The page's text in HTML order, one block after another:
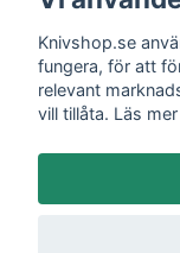
Knivshop.se
fungera, för att
relevant
vill tillåta. Läs